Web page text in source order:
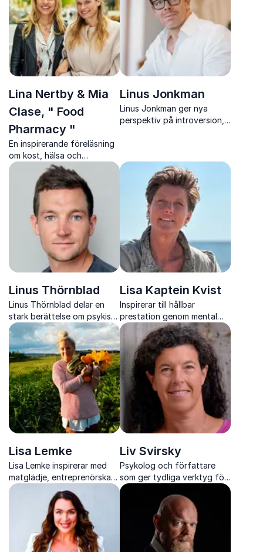
Lina Nertby & Mia
Clase, " Food
Pharmacy "
En inspirerande föreläsning
om kost, hälsa och
forskning med Food
Pharmacy-duon Lina Nertby
och Mia Clase.
Linus Jonkman
Linus Jonkman ger nya
perspektiv på introversion,
Linus Thörnblad
Linus Thörnblad delar en
stark berättelse om psykisk
ohälsa, prestation och
vägen tillbaka till livet.
Lisa Kaptein Kvist
Inspirerar till hållbar
prestation genom mental
styrka, träning och konkreta
verktyg som direkt gör
skillnad i vardagen.
Lisa Lemke
Lisa Lemke inspirerar med
matglädje, entreprenörskap
och modet att skapa ett liv i
balans, från prästgård till
Liv Svirsky
Psykolog och författare
som ger tydliga verktyg för
att förstå barns känslor och
skapa tryggare vardagar.